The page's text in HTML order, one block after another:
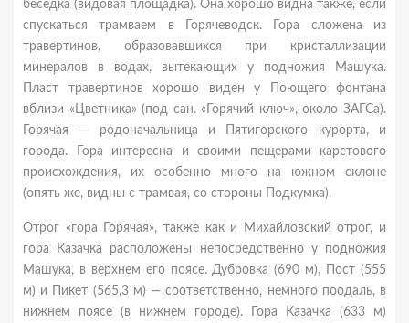
беседка (видовая площадка). Она хорошо видна также, если
спускаться трамваем в Горячеводск. Гора сложена из
травертинов, образовавшихся при кристаллизации
минералов в водах, вытекающих у подножия Машука.
Пласт травертинов хорошо виден у Поющего фонтана
вблизи «Цветника» (под сан. «Горячий ключ», около ЗАГСа).
Горячая — родоначальница и Пятигорского курорта, и
города. Гора интересна и своими пещерами карстового
происхождения, их особенно много на южном склоне
(опять же, видны с трамвая, со стороны Подкумка).
Отрог «гора Горячая», также как и Михайловский отрог, и
гора Казачка расположены непосредственно у подножия
Машука, в верхнем его поясе. Дубровка (690 м), Пост (555
м) и Пикет (565,3 м) — соответственно, немного поодаль, в
нижнем поясе (в нижнем городе). Гора Казачка (633 м)